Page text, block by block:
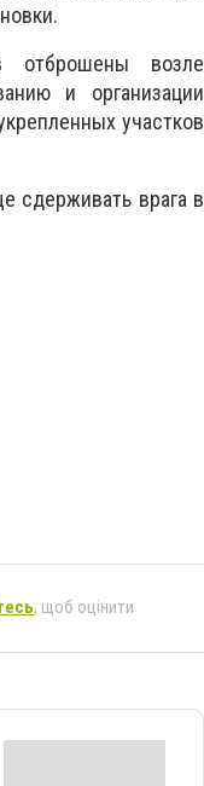
возле
и организации
участков
сдерживать врага в
, щоб оцінити